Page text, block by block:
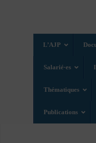
L’AJP
Salarié·es
Thématiques
Publications